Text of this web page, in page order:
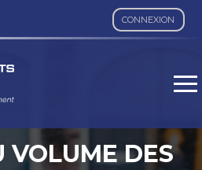
CONNEXION
VOLUME DES